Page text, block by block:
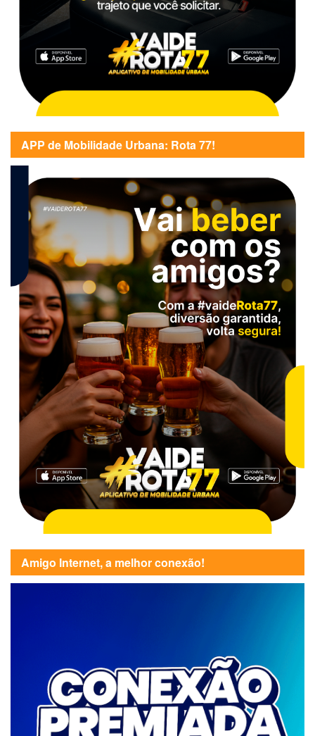
APP de Mobilidade Urbana: Rota 77!
Amigo Internet, a melhor conexão!